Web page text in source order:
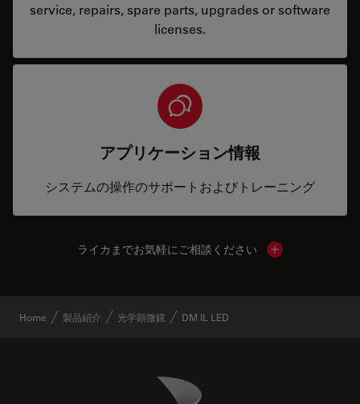
service, repairs, spare parts, upgrades or software
licenses.
アプリケーション情報
システムの操作のサポートおよびトレーニング
ライカまでお気軽にご相談ください Show local
Home 製品紹介 光学顕微鏡 DM IL LED
Danaher Logo